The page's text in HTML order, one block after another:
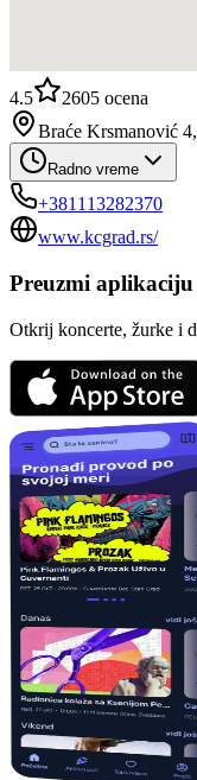
4.5 2605 ocena
Braće Krsmanović
Radno vreme
+381113282370
www.kcgrad.rs/
Preuzmi aplikaciju
Otkrij koncerte, žurke i